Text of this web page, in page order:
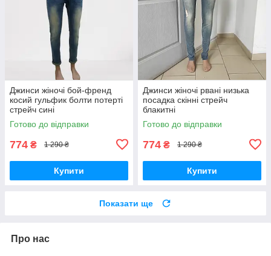
Джинси жіночі бой-френд
косий гульфик болти потерті
стрейч сині
Готово до відправки
774 ₴ 1 290 ₴
Купити
Джинси жіночі рвані низька
посадка скінні стрейч
блакитні
Готово до відправки
774 ₴ 1 290 ₴
Купити
Показати ще
Про нас